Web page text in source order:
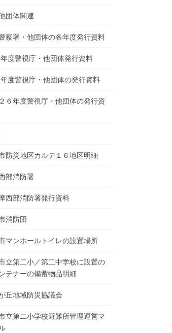
団体関連
察署・他団体の各年度発行資料
度警視庁・他団体発行資料
度警視庁・他団体の発行資料
６年度警視庁・他団体の発行資
防災地区カルテ１６地区明細
部消防署
西部消防署発行資料
消防団
マンホールトイレの設置場所
立第二小／第二中学校に設置の
テナーの備蓄物品明細
丘地域防災協議会
立第二小学校避難所管理運営マ